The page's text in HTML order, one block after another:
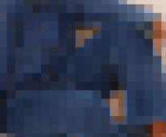
-40%